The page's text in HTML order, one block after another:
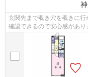
玄関先まで覗き穴を覗きに
確認できるので安心感があ
ど豊富なので、衣類や履き物